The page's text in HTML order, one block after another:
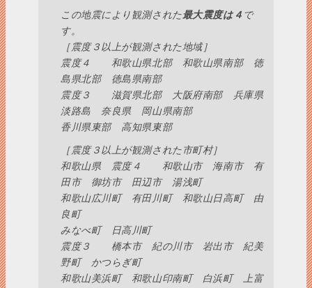
この地震により観測された最大震度は４ で
す。
［震度３以上が観測された地域］
震度４ 和歌山県北部 和歌山県南部 徳
島県北部 徳島県南部
震度３ 滋賀県北部 大阪府南部 兵庫県
淡路島 奈良県 岡山県南部
香川県東部 高知県東部
［震度３以上が観測された市町村］
和歌山県 震度４ 和歌山市 海南市 有
田市 御坊市 田辺市 湯浅町
和歌山広川町 有田川町 和歌山日高町 由
良町
みなべ町 日高川町
震度３ 橋本市 紀の川市 岩出市 紀美
野町 かつらぎ町
和歌山美浜町 和歌山印南町 白浜町 上富